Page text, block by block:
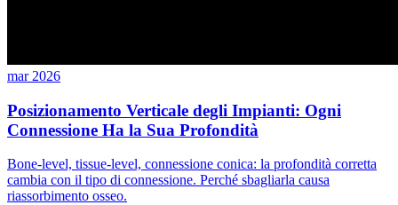
mar 2026
Posizionamento Verticale degli Impianti: Ogni
Connessione Ha la Sua Profondità
Bone-level, tissue-level, connessione conica: la profondità corretta
cambia con il tipo di connessione. Perché sbagliarla causa
riassorbimento osseo.